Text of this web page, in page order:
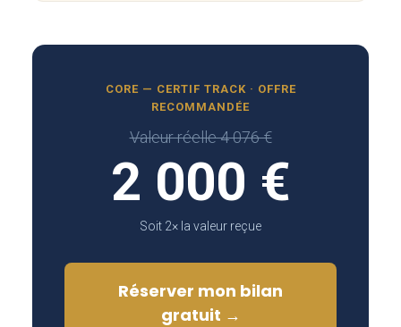
CORE — CERTIF TRACK · OFFRE
RECOMMANDÉE
Valeur réelle 4 076 €
2 000 €
Soit 2× la valeur reçue
Réserver mon bilan
gratuit →